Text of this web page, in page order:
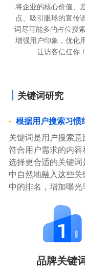
将企业的核心价值、
点、吸引眼球的宣传
词尽可能多的占位搜
增强用户印象，优化
让访客信任你！
关键词研究
根据用户搜索习
关键词是用户搜索
符合用户需求的内容
选择更合适的关键
中自然地融入这些
中的排名，增加曝光
品牌关键